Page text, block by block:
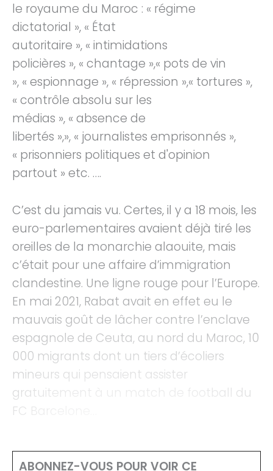
le royaume du Maroc : « régime
dictatorial », « État
autoritaire », « intimidations
policières », « chantage »,« pots de vin
», « espionnage », « répression »,« tortures »,
« contrôle absolu sur les
médias », « absence de
libertés »,», « journalistes emprisonnés »,
« prisonniers politiques et d'opinion
partout » etc. ….
C’est du jamais vu. Certes, il y a 18 mois, les
euro-parlementaires avaient déjà tiré les
oreilles de la monarchie alaouite, mais
c’était pour une affaire d’immigration
clandestine. Une ligne rouge pour l’Europe.
En mai 2021, Rabat avait en effet eu le
mauvais goût de lâcher contre l’enclave
espagnole de Ceuta, au nord du Maroc, 10
000 migrants dont un tiers d’écoliers
mineurs qui pensaient assister
gratuitement à un match de football du
FC Barcelone…
ABONNEZ-VOUS POUR VOIR CE